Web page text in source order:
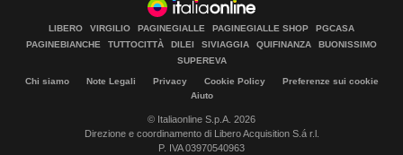
LIBERO VIRGILIO PAGINEGIALLE PAGINEGIALLE SHOP
PGCASA
PAGINEBIANCHE
TUTTOCITTÀ DILEI SIVIAGGIA QUIFINANZA
BUONISSIMO
SUPEREVA
Chi siamo Note Legali Privacy Cookie Policy
Preferenze sui cookie
Aiuto
© Italiaonline S.p.A. 2026
Direzione e coordinamento di Libero Acquisition S.á r.l.
P. IVA 03970540963